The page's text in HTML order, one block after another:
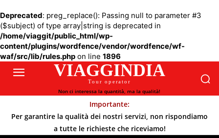
Deprecated: preg_replace(): Passing null to parameter #3
($subject) of type array|string is deprecated in
/home/viaggit/public_html/wp-
content/plugins/wordfence/vendor/wordfence/wf-
waf/src/lib/rules.php on line 1896
VIAGGINDIA
Tour operator
Non ci interessa la quantità, ma la qualità!
Importante:
Per garantire la qualità dei nostri servizi, non rispondiamo
a tutte le richieste che riceviamo!